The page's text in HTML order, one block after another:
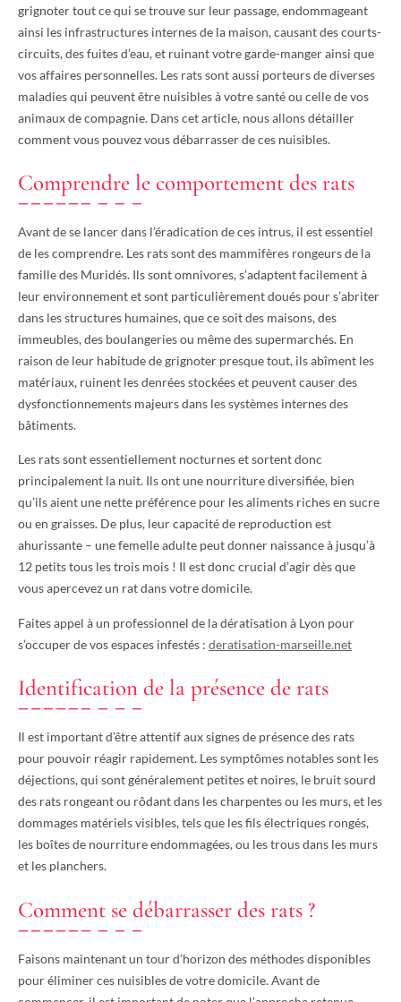
grignoter tout ce qui se trouve sur leur passage, endommageant
ainsi les infrastructures internes de la maison, causant des courts-
circuits, des fuites d’eau, et ruinant votre garde-manger ainsi que
vos affaires personnelles. Les rats sont aussi porteurs de diverses
maladies qui peuvent être nuisibles à votre santé ou celle de vos
animaux de compagnie. Dans cet article, nous allons détailler
comment vous pouvez vous débarrasser de ces nuisibles.
Comprendre le comportement des rats
Avant de se lancer dans l’éradication de ces intrus, il est essentiel
de les comprendre. Les rats sont des mammifères rongeurs de la
famille des Muridés. Ils sont omnivores, s’adaptent facilement à
leur environnement et sont particulièrement doués pour s’abriter
dans les structures humaines, que ce soit des maisons, des
immeubles, des boulangeries ou même des supermarchés. En
raison de leur habitude de grignoter presque tout, ils abîment les
matériaux, ruinent les denrées stockées et peuvent causer des
dysfonctionnements majeurs dans les systèmes internes des
bâtiments.
Les rats sont essentiellement nocturnes et sortent donc
principalement la nuit. Ils ont une nourriture diversifiée, bien
qu’ils aient une nette préférence pour les aliments riches en sucre
ou en graisses. De plus, leur capacité de reproduction est
ahurissante – une femelle adulte peut donner naissance à jusqu’à
12 petits tous les trois mois ! Il est donc crucial d’agir dès que
vous apercevez un rat dans votre domicile.
Faites appel à un professionnel de la dératisation à Lyon pour
s’occuper de vos espaces infestés : deratisation-marseille.net
Identification de la présence de rats
Il est important d’être attentif aux signes de présence des rats
pour pouvoir réagir rapidement. Les symptômes notables sont les
déjections, qui sont généralement petites et noires, le bruit sourd
des rats rongeant ou rôdant dans les charpentes ou les murs, et les
dommages matériels visibles, tels que les fils électriques rongés,
les boîtes de nourriture endommagées, ou les trous dans les murs
et les planchers.
Comment se débarrasser des rats ?
Faisons maintenant un tour d’horizon des méthodes disponibles
pour éliminer ces nuisibles de votre domicile. Avant de